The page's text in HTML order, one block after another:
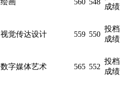
绘画 560 548
成绩
视觉传达设计 559 550
投档
成绩
数字媒体艺术 565 552
投档
成绩